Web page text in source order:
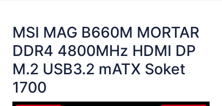
MSI MAG B660M MORTAR
DDR4 4800MHz HDMI DP
M.2 USB3.2 mATX Soket
1700